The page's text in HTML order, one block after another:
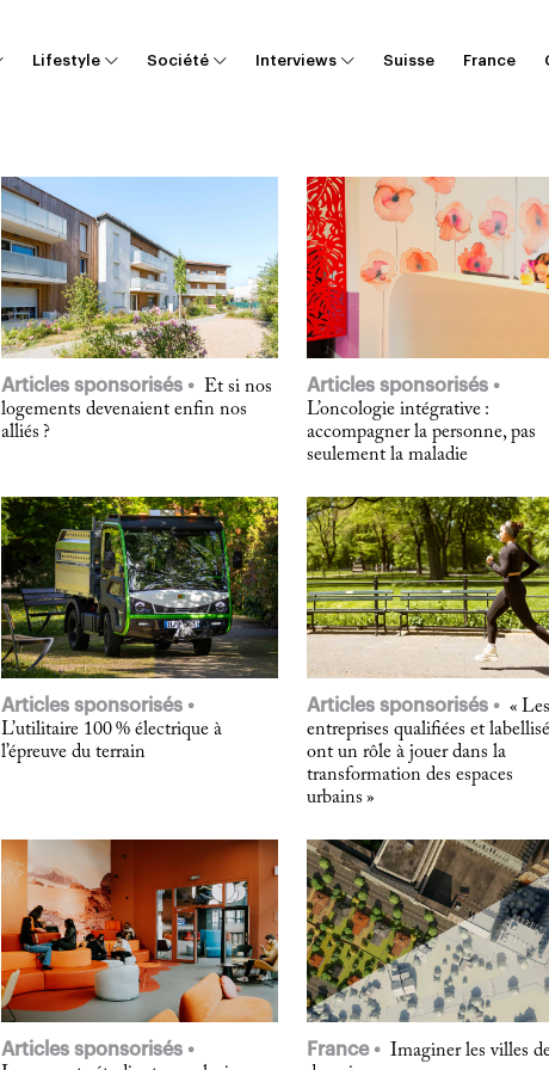
Lifestyle Société Interviews Suisse France
Articles sponsorisés
Et si nos
logements devenaient enfin nos
alliés ?
Articles sponsorisés
L’oncologie intégrative :
accompagner la personne, pas
seulement la maladie
Articles sponsorisés
L’utilitaire 100 % électrique à
l’épreuve du terrain
Articles sponsorisés
« Les
entreprises qualifiées et
ont un rôle à jouer dans la
transformation des espaces
urbains »
Articles sponsorisés
France
Imaginer les villes